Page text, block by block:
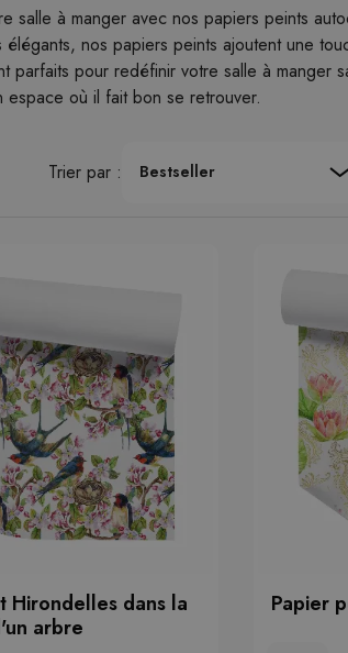
salle à manger avec nos papiers peints
élégants, nos papiers peints ajoutent une
parfaits pour redéfinir votre salle à
espace où il fait bon se retrouver.
Trier par : Bestseller
Hirondelles dans la
arbre
Papier